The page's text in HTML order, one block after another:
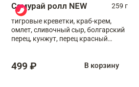
Самурай ролл NEW
259 г
тигровые креветки, краб-крем,
омлет, сливочный сыр, болгарский
перец, кунжут, перец красный
499 ₽ В корзину